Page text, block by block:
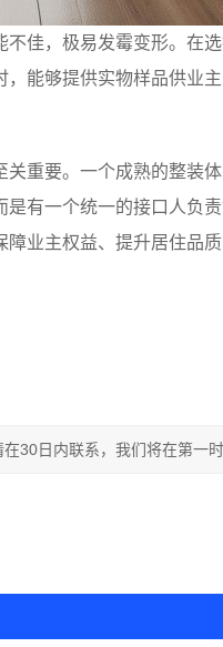
佳，极易发霉变形。在
能够提供实物样品供业
重要。一个成熟的整装
有一个统一的接口人负
业主权益、提升居住品
30日内联系，我们将在第一时